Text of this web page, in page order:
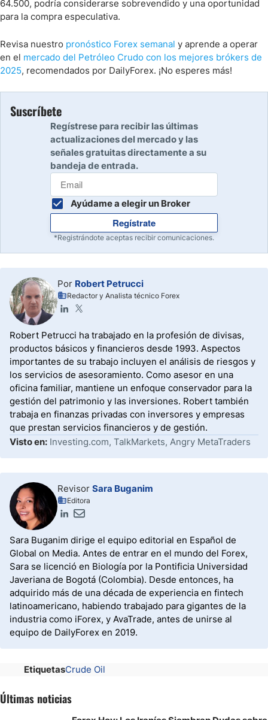
64.500, podría considerarse sobrevendido y una oportunidad
para la compra especulativa.
Revisa nuestro pronóstico Forex semanal y aprende a operar
en el mercado del Petróleo Crudo con los mejores brókers de
2025, recomendados por DailyForex. ¡No esperes más!
Suscríbete
Regístrese para recibir las últimas
actualizaciones del mercado y las
señales gratuitas directamente a su
bandeja de entrada.
Ayúdame a elegir un Broker
Regístrate
*Registrándote aceptas recibir comunicaciones.
Por Robert Petrucci
Redactor y Analista técnico Forex
Robert Petrucci ha trabajado en la profesión de divisas,
productos básicos y financieros desde 1993. Aspectos
importantes de su trabajo incluyen el análisis de riesgos y
los servicios de asesoramiento. Como asesor en una
oficina familiar, mantiene un enfoque conservador para la
gestión del patrimonio y las inversiones. Robert también
trabaja en finanzas privadas con inversores y empresas
que prestan servicios financieros y de gestión.
Visto en: Investing.com, TalkMarkets, Angry MetaTraders
Revisor Sara Buganim
Editora
Sara Buganim dirige el equipo editorial en Español de
Global on Media. Antes de entrar en el mundo del Forex,
Sara se licenció en Biología por la Pontificia Universidad
Javeriana de Bogotá (Colombia). Desde entonces, ha
adquirido más de una década de experiencia en fintech
latinoamericano, habiendo trabajado para gigantes de la
industria como iForex, y AvaTrade, antes de unirse al
equipo de DailyForex en 2019.
EtiquetasCrude Oil
Últimas noticias